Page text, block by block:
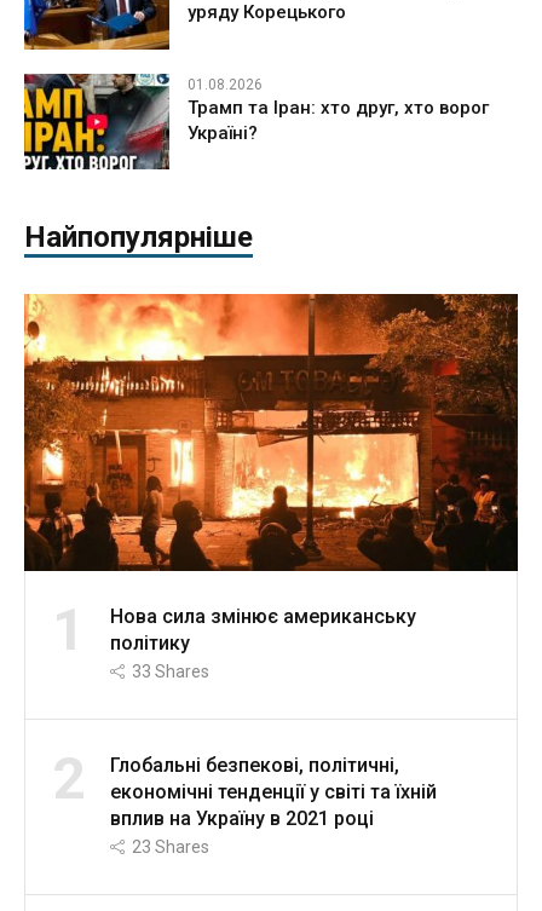
уряду Корецького
01.08.2026
Трамп та Іран: хто друг, хто ворог
Україні?
Найпопулярніше
1
Нова сила змінює американську
політику
33 Shares
2
Глобальні безпекові, політичні,
економічні тенденції у світі та їхній
вплив на Україну в 2021 році
23 Shares